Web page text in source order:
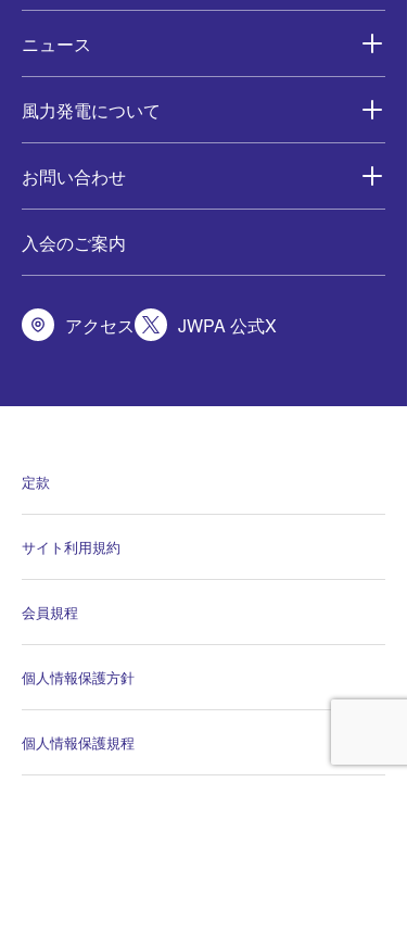
ニュース
風力発電について
お問い合わせ
入会のご案内
アクセス JWPA 公式X
定款
サイト利用規約
会員規程
個人情報保護方針
個人情報保護規程